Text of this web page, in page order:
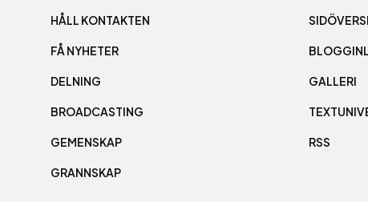
HÅLL KONTAKTEN
FÅ NYHETER
DELNING
BROADCASTING
GEMENSKAP
GRANNSKAP
GALLERI
RSS